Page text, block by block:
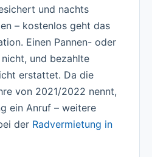
und nachts
– kostenlos geht das
Einen Pannen- oder
und bezahlte
erstattet. Da die
von 2021/2022 nennt,
ein Anruf – weitere
der Radvermietung in